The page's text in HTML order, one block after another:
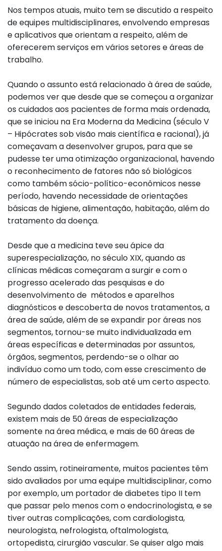
Nos tempos atuais, muito tem se discutido a respeito
de equipes multidisciplinares, envolvendo empresas
e aplicativos que orientam a respeito, além de
oferecerem serviços em vários setores e áreas de
trabalho.
Quando o assunto está relacionado à área de saúde,
podemos ver que desde que se começou a organizar
os cuidados aos pacientes de forma mais ordenada,
que se iniciou na Era Moderna da Medicina (século V
– Hipócrates sob visão mais científica e racional), já
começavam a desenvolver grupos, para que se
pudesse ter uma otimização organizacional, havendo
o reconhecimento de fatores não só biológicos
como também sócio-político-econômicos nesse
período, havendo necessidade de orientações
básicas de higiene, alimentação, habitação, além do
tratamento da doença.
Desde que a medicina teve seu ápice da
superespecialização, no século XIX, quando as
clínicas médicas começaram a surgir e com o
progresso acelerado das pesquisas e do
desenvolvimento de métodos e aparelhos
diagnósticos e descoberta de novos tratamentos, a
área de saúde, além de se expandir por áreas nos
segmentos, tornou-se muito individualizada em
áreas específicas e determinadas por assuntos,
órgãos, segmentos, perdendo-se o olhar ao
indivíduo como um todo, com esse crescimento de
número de especialistas, sob até um certo aspecto.
Segundo dados coletados de entidades federais,
existem mais de 50 áreas de especialização
somente na área médica, e mais de 60 áreas de
atuação na área de enfermagem.
Sendo assim, rotineiramente, muitos pacientes têm
sido avaliados por uma equipe multidisciplinar, como
por exemplo, um portador de diabetes tipo II tem
que passar pelo menos com o endocrinologista, e se
tiver outras complicações, com cardiologista,
neurologista, nefrologista, oftalmologista,
ortopedista, cirurgião vascular. Se quiser algo mais